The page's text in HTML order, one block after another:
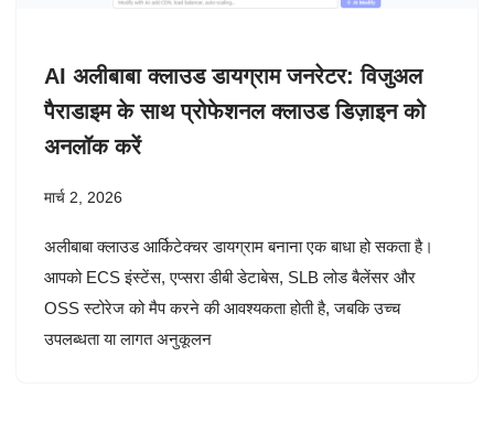
AI अलीबाबा क्लाउड डायग्राम जनरेटर: विजुअल
पैराडाइम के साथ प्रोफेशनल क्लाउड डिज़ाइन को
अनलॉक करें
मार्च 2, 2026
अलीबाबा क्लाउड आर्किटेक्चर डायग्राम बनाना एक बाधा हो सकता है।
आपको ECS इंस्टेंस, एप्सरा डीबी डेटाबेस, SLB लोड बैलेंसर और
OSS स्टोरेज को मैप करने की आवश्यकता होती है, जबकि उच्च
उपलब्धता या लागत अनुकूलन